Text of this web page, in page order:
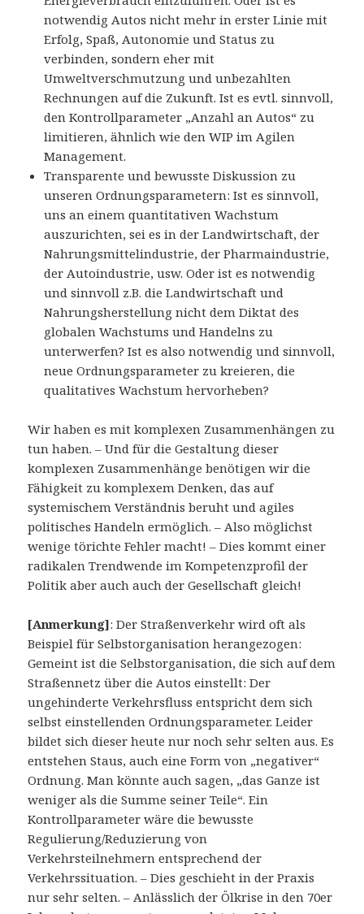
notwendig Autos nicht mehr in erster Linie mit
Erfolg, Spaß, Autonomie und Status zu
verbinden, sondern eher mit
Umweltverschmutzung und unbezahlten
Rechnungen auf die Zukunft. Ist es evtl. sinnvoll,
den Kontrollparameter „Anzahl an Autos“ zu
limitieren, ähnlich wie den WIP im Agilen
Management.
Transparente und bewusste Diskussion zu
unseren Ordnungsparametern: Ist es sinnvoll,
uns an einem quantitativen Wachstum
auszurichten, sei es in der Landwirtschaft, der
Nahrungsmittelindustrie, der Pharmaindustrie,
der Autoindustrie, usw. Oder ist es notwendig
und sinnvoll z.B. die Landwirtschaft und
Nahrungsherstellung nicht dem Diktat des
globalen Wachstums und Handelns zu
unterwerfen? Ist es also notwendig und sinnvoll,
neue Ordnungsparameter zu kreieren, die
qualitatives Wachstum hervorheben?
Wir haben es mit komplexen Zusammenhängen zu
tun haben. – Und für die Gestaltung dieser
komplexen Zusammenhänge benötigen wir die
Fähigkeit zu komplexem Denken, das auf
systemischem Verständnis beruht und agiles
politisches Handeln ermöglich. – Also möglichst
wenige törichte Fehler macht! – Dies kommt einer
radikalen Trendwende im Kompetenzprofil der
Politik aber auch auch der Gesellschaft gleich!
[Anmerkung]: Der Straßenverkehr wird oft als
Beispiel für Selbstorganisation herangezogen:
Gemeint ist die Selbstorganisation, die sich auf dem
Straßennetz über die Autos einstellt: Der
ungehinderte Verkehrsfluss entspricht dem sich
selbst einstellenden Ordnungsparameter. Leider
bildet sich dieser heute nur noch sehr selten aus. Es
entstehen Staus, auch eine Form von „negativer“
Ordnung. Man könnte auch sagen, „das Ganze ist
weniger als die Summe seiner Teile“. Ein
Kontrollparameter wäre die bewusste
Regulierung/Reduzierung von
Verkehrsteilnehmern entsprechend der
Verkehrssituation. – Dies geschieht in der Praxis
nur sehr selten. – Anlässlich der Ölkrise in den 70er